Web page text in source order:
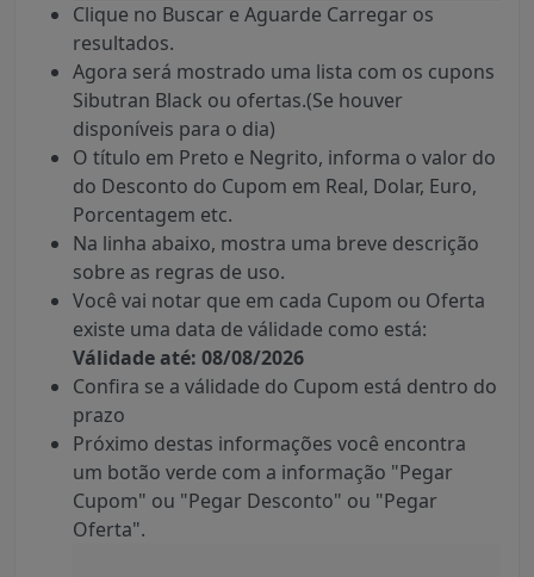
Clique no Buscar e Aguarde Carregar os
resultados.
Agora será mostrado uma lista com os cupons
Sibutran Black ou ofertas.(Se houver
disponíveis para o dia)
O título em Preto e Negrito, informa o valor do
do Desconto do Cupom em Real, Dolar, Euro,
Porcentagem etc.
Na linha abaixo, mostra uma breve descrição
sobre as regras de uso.
Você vai notar que em cada Cupom ou Oferta
existe uma data de válidade como está:
Válidade até: 08/08/2026
Confira se a válidade do Cupom está dentro do
prazo
Próximo destas informações você encontra
um botão verde com a informação "Pegar
Cupom" ou "Pegar Desconto" ou "Pegar
Oferta".